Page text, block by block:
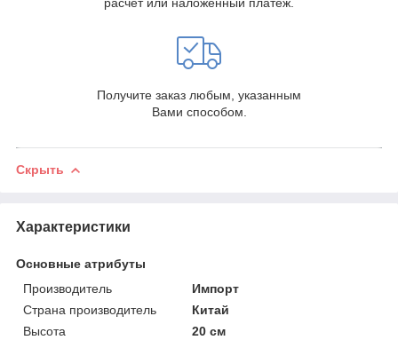
Получите заказ любым, указанным
Вами способом.
Скрыть
Характеристики
Основные атрибуты
Производитель
Импорт
Страна производитель
Китай
Высота
20 см